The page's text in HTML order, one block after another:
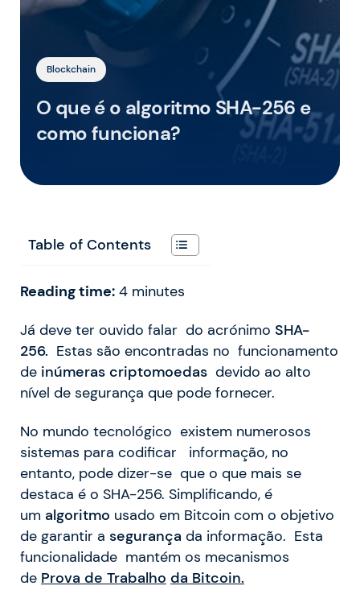
Blockchain
O que é o algoritmo SHA-256 e
como funciona?
Table of Contents
Reading time: 4 minutes
Já deve ter ouvido falar do acrónimo SHA-
256. Estas são encontradas no funcionamento
de inúmeras criptomoedas devido ao alto
nível de segurança que pode fornecer.
No mundo tecnológico existem numerosos
sistemas para codificar informação, no
entanto, pode dizer-se que o que mais se
destaca é o SHA-256. Simplificando, é
um algoritmo usado em Bitcoin com o objetivo
de garantir a segurança da informação. Esta
funcionalidade mantém os mecanismos
de Prova de Trabalho da Bitcoin.